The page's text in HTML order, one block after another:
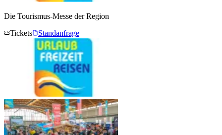
Die Tourismus-Messe der Region
Tickets
Standanfrage